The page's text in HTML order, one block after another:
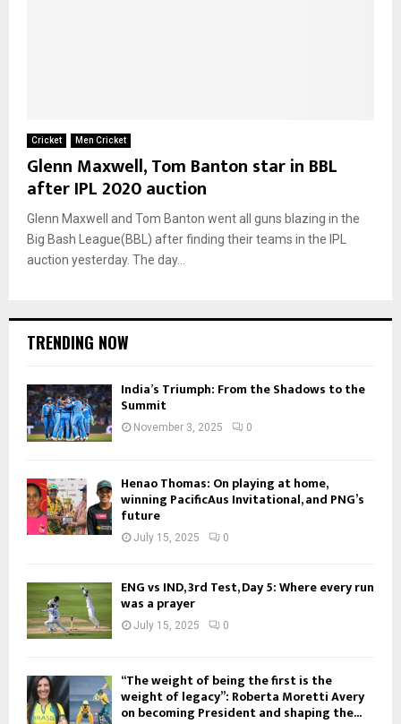
Cricket Men Cricket
Glenn Maxwell, Tom Banton star in BBL
after IPL 2020 auction
Glenn Maxwell and Tom Banton went all guns blazing in the
Big Bash League(BBL) after finding their teams in the IPL
auction yesterday. The day...
TRENDING NOW
India’s Triumph: From the Shadows to the
Summit
November 3, 2025 0
Henao Thomas: On playing at home,
winning PacificAus Invitational, and PNG’s
future
July 15, 2025 0
ENG vs IND, 3rd Test, Day 5: Where every run
was a prayer
July 15, 2025 0
“The weight of being the first is the
weight of legacy”: Roberta Moretti Avery
on becoming President and shaping the...